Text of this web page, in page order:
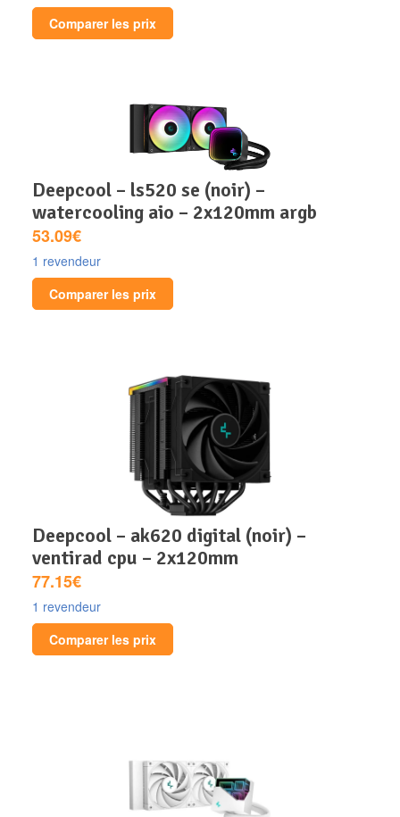
Comparer les prix
deepcool – ls520 se (noir) –
watercooling aio – 2x120mm argb
53.09€
1 revendeur
Comparer les prix
deepcool – ak620 digital (noir) –
ventirad cpu – 2x120mm
77.15€
1 revendeur
Comparer les prix